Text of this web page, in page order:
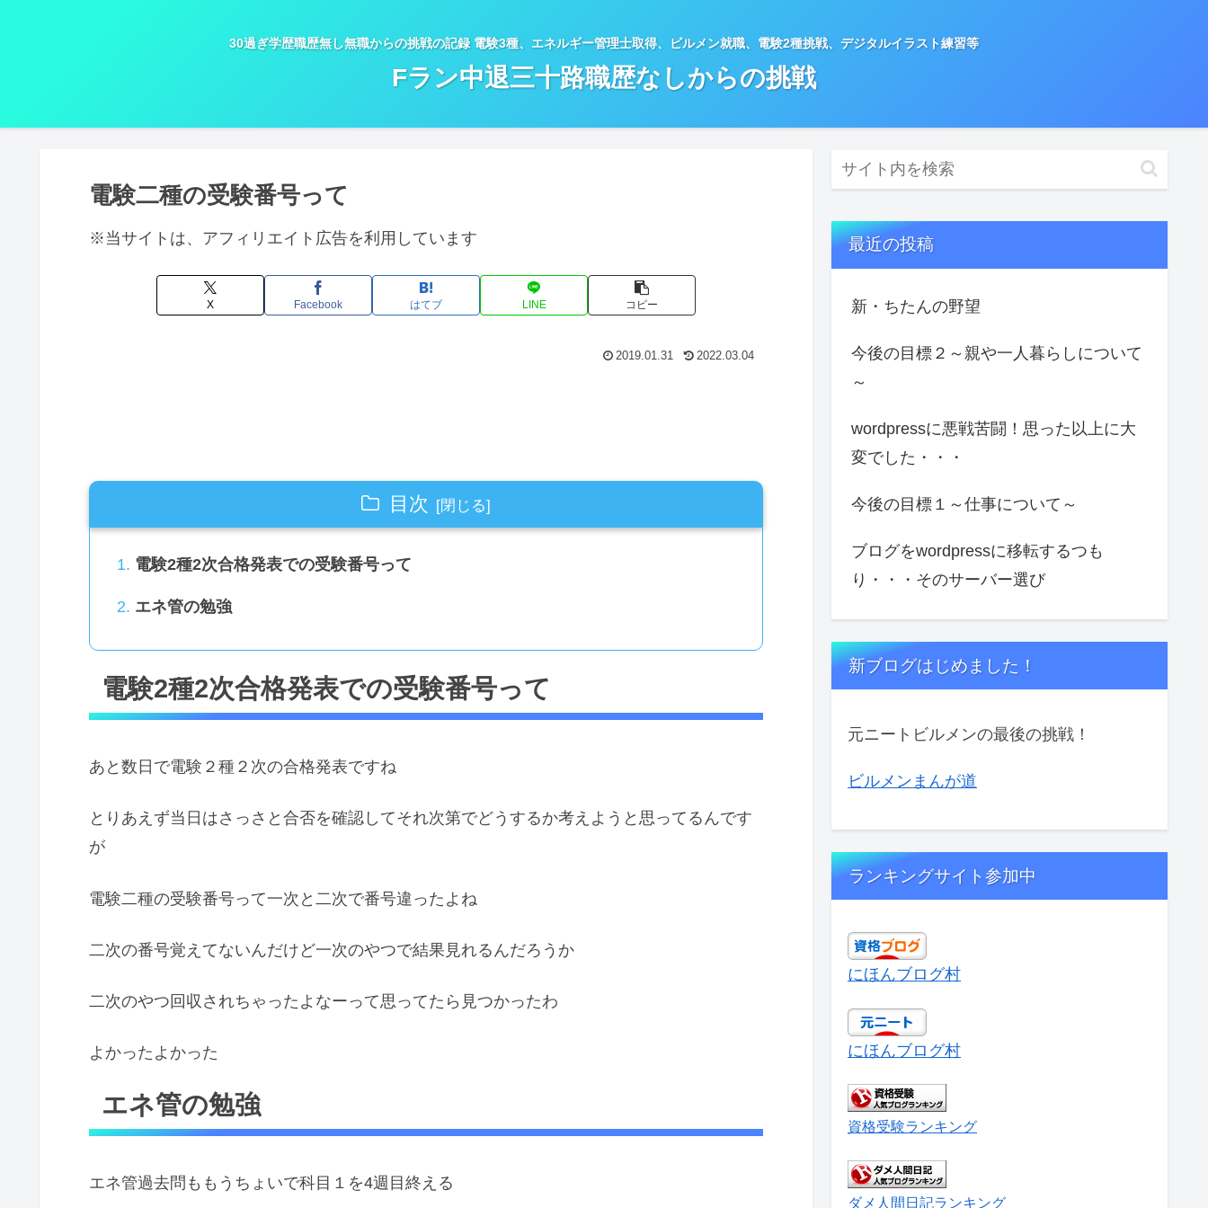
30過ぎ学歴職歴無し無職からの挑戦の記録 電験3種、エネルギー管理士取得、ビルメン就職、電験2種挑戦、デジタルイラスト練習等
Fラン中退三十路職歴なしからの挑戦
電験二種の受験番号って
※当サイトは、アフィリエイト広告を利用しています
X Facebook はてブ LINE コピー
2019.01.31 2022.03.04
目次
電験2種2次合格発表での受験番号って
エネ管の勉強
電験2種2次合格発表での受験番号って
あと数日で電験２種２次の合格発表ですね
とりあえず当日はさっさと合否を確認してそれ次第でどうするか考えようと思ってるんです
が
電験二種の受験番号って一次と二次で番号違ったよね
二次の番号覚えてないんだけど一次のやつで結果見れるんだろうか
二次のやつ回収されちゃったよなーって思ってたら見つかったわ
よかったよかった
エネ管の勉強
エネ管過去問ももうちょいで科目１を4週目終える
最近の投稿
新・ちたんの野望
今後の目標２～親や一人暮らしについて
～
wordpressに悪戦苦闘！思った以上に大
変でした・・・
今後の目標１～仕事について～
ブログをwordpressに移転するつも
り・・・そのサーバー選び
新ブログはじめました！
元ニートビルメンの最後の挑戦！
ビルメンまんが道
ランキングサイト参加中
にほんブログ村
にほんブログ村
資格受験ランキング
ダメ人間日記ランキング